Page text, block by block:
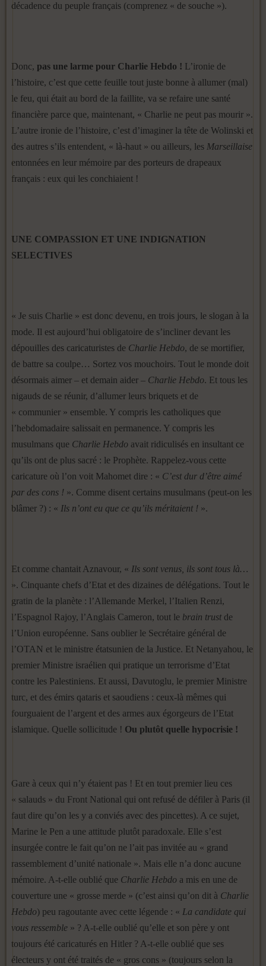
décadence du peuple français (comprenez « de souche »).
Donc, pas une larme pour Charlie Hebdo ! L’ironie de
l’histoire, c’est que cette feuille tout juste bonne à allumer (mal)
le feu, qui était au bord de la faillite, va se refaire une santé
financière parce que, maintenant, « Charlie ne peut pas mourir ».
L’autre ironie de l’histoire, c’est d’imaginer la tête de Wolinski et
des autres s’ils entendent, « là-haut » ou ailleurs, les Marseillaise
entonnées en leur mémoire par des porteurs de drapeaux
français : eux qui les conchiaient !
UNE COMPASSION ET UNE INDIGNATION
SELECTIVES
« Je suis Charlie » est donc devenu, en trois jours, le slogan à la
mode. Il est aujourd’hui obligatoire de s’incliner devant les
dépouilles des caricaturistes de Charlie Hebdo, de se mortifier,
de battre sa coulpe… Sortez vos mouchoirs. Tout le monde doit
désormais aimer – et demain aider – Charlie Hebdo. Et tous les
nigauds de se réunir, d’allumer leurs briquets et de
« communier » ensemble. Y compris les catholiques que
l’hebdomadaire salissait en permanence. Y compris les
musulmans que Charlie Hebdo avait ridiculisés en insultant ce
qu’ils ont de plus sacré : le Prophète. Rappelez-vous cette
caricature où l’on voit Mahomet dire : « C’est dur d’être aimé
par des cons ! ». Comme disent certains musulmans (peut-on les
blâmer ?) : « Ils n’ont eu que ce qu’ils méritaient ! ».
Et comme chantait Aznavour, « Ils sont venus, ils sont tous là…
». Cinquante chefs d’Etat et des dizaines de délégations. Tout le
gratin de la planète : l’Allemande Merkel, l’Italien Renzi,
l’Espagnol Rajoy, l’Anglais Cameron, tout le brain trust de
l’Union européenne. Sans oublier le Secrétaire général de
l’OTAN et le ministre étatsunien de la Justice. Et Netanyahou, le
premier Ministre israélien qui pratique un terrorisme d’Etat
contre les Palestiniens. Et aussi, Davutoglu, le premier Ministre
turc, et des émirs qataris et saoudiens : ceux-là mêmes qui
fourguaient de l’argent et des armes aux égorgeurs de l’Etat
islamique. Quelle sollicitude ! Ou plutôt quelle hypocrisie !
Gare à ceux qui n’y étaient pas ! Et en tout premier lieu ces
« salauds » du Front National qui ont refusé de défiler à Paris (il
faut dire qu’on les y a conviés avec des pincettes). A ce sujet,
Marine le Pen a une attitude plutôt paradoxale. Elle s’est
insurgée contre le fait qu’on ne l’ait pas invitée au « grand
rassemblement d’unité nationale ». Mais elle n’a donc aucune
mémoire. A-t-elle oublié que Charlie Hebdo a mis en une de
couverture une « grosse merde » (c’est ainsi qu’on dit à Charlie
Hebdo) peu ragoutante avec cette légende : « La candidate qui
vous ressemble » ? A-t-elle oublié qu’elle et son père y ont
toujours été caricaturés en Hitler ? A-t-elle oublié que ses
électeurs y ont été traités de « gros cons » (toujours selon la